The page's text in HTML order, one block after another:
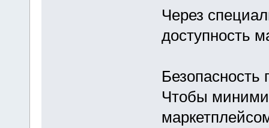
Через
доступность
Безопасность
Чтобы